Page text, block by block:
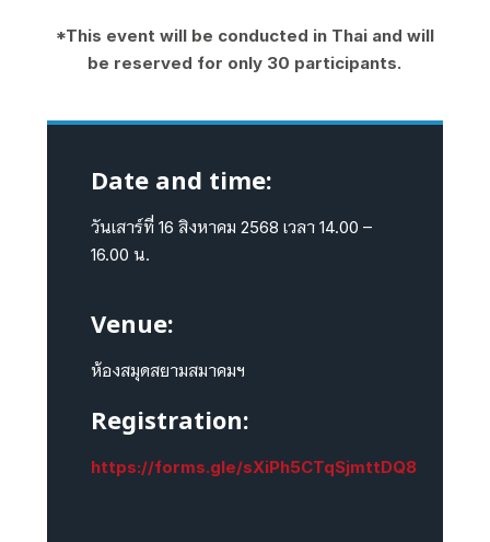
*This event will be conducted in Thai and will
be reserved for only 30 participants.
Date and time:
วันเสาร์ที่ 16 สิงหาคม 2568 เวลา 14.00 –
16.00 น.
Venue:
ห้องสมุดสยามสมาคมฯ
Registration:
https://forms.gle/sXiPh5CTqSjmttDQ8